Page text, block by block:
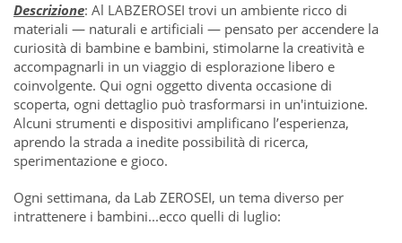
Descrizione: Al LABZEROSEI trovi un ambiente ricco di
materiali — naturali e artificiali — pensato per accendere la
curiosità di bambine e bambini, stimolarne la creatività e
accompagnarli in un viaggio di esplorazione libero e
coinvolgente. Qui ogni oggetto diventa occasione di
scoperta, ogni dettaglio può trasformarsi in un'intuizione.
Alcuni strumenti e dispositivi amplificano l’esperienza,
aprendo la strada a inedite possibilità di ricerca,
sperimentazione e gioco.
Ogni settimana, da Lab ZEROSEI, un tema diverso per
intrattenere i bambini...ecco quelli di luglio: